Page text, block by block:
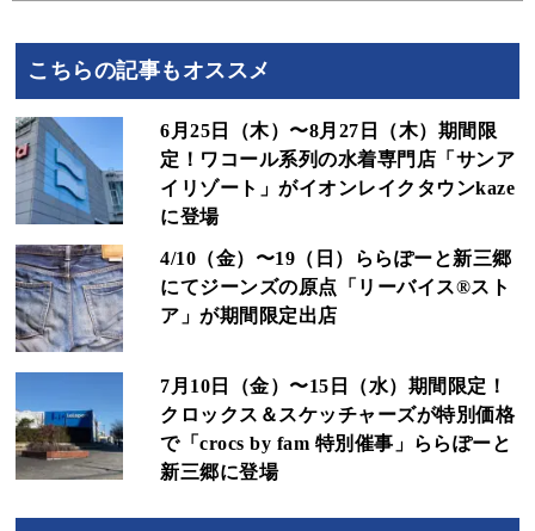
こちらの記事もオススメ
6月25日（木）〜8月27日（木）期間限
定！ワコール系列の水着専門店「サンア
イリゾート」がイオンレイクタウンkaze
に登場
4/10（金）〜19（日）ららぽーと新三郷
にてジーンズの原点「リーバイス®スト
ア」が期間限定出店
7月10日（金）〜15日（水）期間限定！
クロックス＆スケッチャーズが特別価格
で「crocs by fam 特別催事」ららぽーと
新三郷に登場